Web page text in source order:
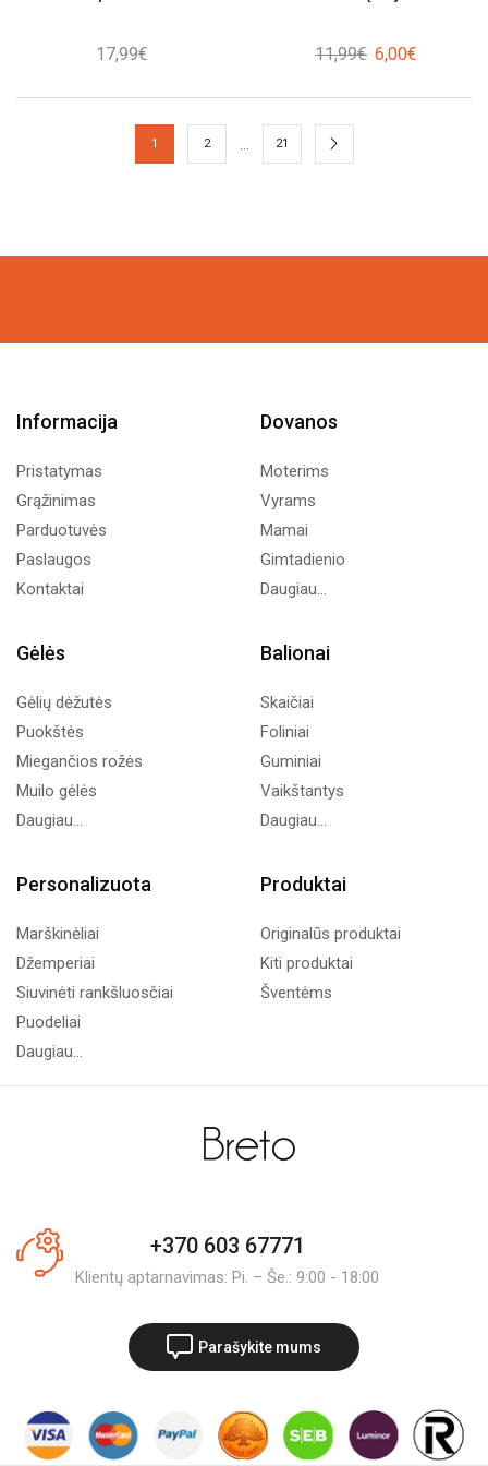
17,99€ 11,99€ Original
was:
6,00€
is:
1 2 … 21
Informacija
Pristatymas
Grąžinimas
Parduotuvės
Paslaugos
Kontaktai
Dovanos
Moterims
Vyrams
Mamai
Gimtadienio
Daugiau...
Gėlės
Gėlių dėžutės
Puokštės
Miegančios rožės
Muilo gėlės
Daugiau...
Balionai
Skaičiai
Foliniai
Guminiai
Vaikštantys
Daugiau...
Personalizuota
Marškinėliai
Džemperiai
Siuvinėti rankšluosčiai
Puodeliai
Daugiau...
Produktai
Originalūs produktai
Kiti produktai
Šventėms
+370 603 67771
Klientų aptarnavimas: Pi. – Še.: 9:00 - 18:00
Parašykite mums